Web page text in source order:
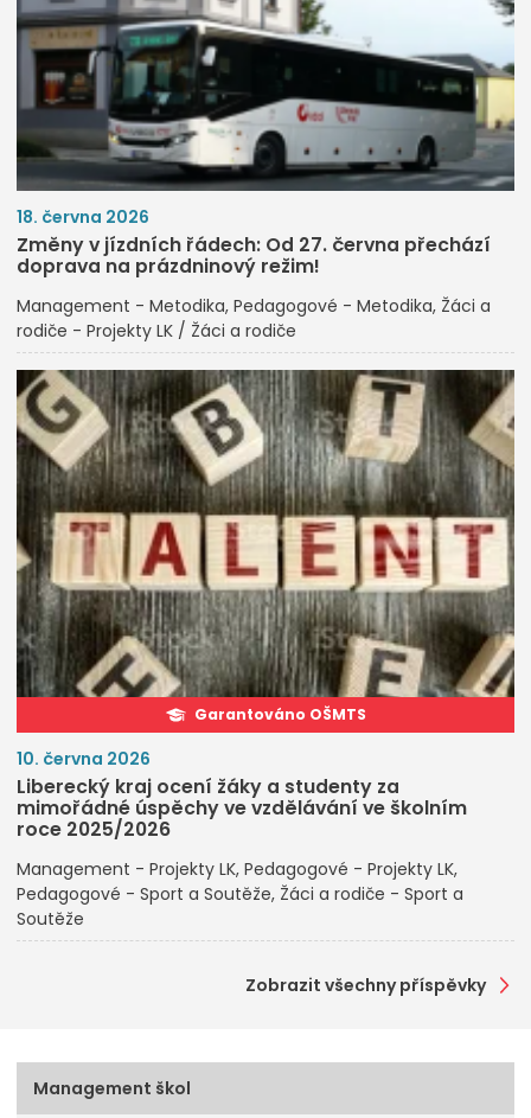
18. června 2026
Změny v jízdních řádech: Od 27. června přechází
doprava na prázdninový režim!
Management - Metodika Pedagogové - Metodika Žáci a
rodiče - Projekty LK / Žáci a rodiče
Garantováno OŠMTS
10. června 2026
Liberecký kraj ocení žáky a studenty za
mimořádné úspěchy ve vzdělávání ve školním
roce 2025/2026
Management - Projekty LK Pedagogové - Projekty LK
Pedagogové - Sport a Soutěže Žáci a rodiče - Sport a
Soutěže
Zobrazit všechny příspěvky
Management škol